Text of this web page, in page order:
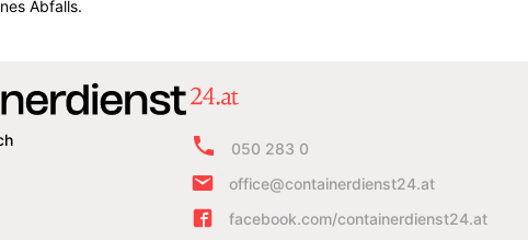
Abfalls.
050 283 0
office@containerdienst24.at
facebook.com/containerdienst24.at